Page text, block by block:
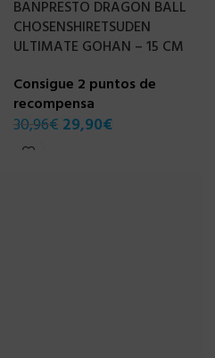
BANPRESTO DRAGON BALL
CHOSENSHIRETSUDEN
ULTIMATE GOHAN – 15 CM
Consigue 2 puntos de
recompensa
30,96€ 29,90€